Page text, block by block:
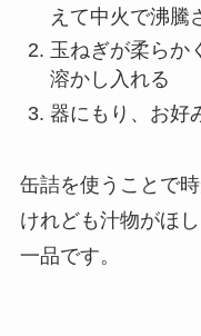
えて中火で沸騰
玉ねぎが柔らか
溶かし入れる
器にもり、お好
缶詰を使うことで
けれども汁物がほ
一品です。